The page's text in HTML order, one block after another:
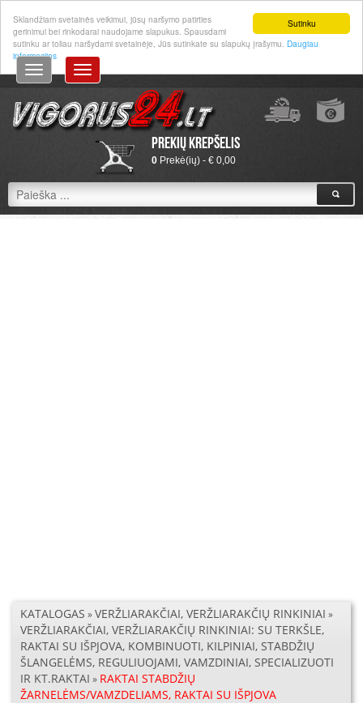
Sutinku
Sklandžiam svetainės veikimui, jūsų naršymo patirties
gerinimui bei rinkodarai naudojame slapukus. Spausdami
sutinku ar toliau naršydami svetainėje, Jūs sutinkate su slapukų įrašymu. Daugiau
informacijos
Prekių krepšelis
0Prekė(ių) - € 0,00
KATALOGAS »VERŽLIARAKČIAI, VERŽLIARAKČIŲ RINKINIAI »
VERŽLIARAKČIAI, VERŽLIARAKČIŲ RINKINIAI: SU TERKŠLE,
RAKTAI SU IŠPJOVA, KOMBINUOTI, KILPINIAI, STABDŽIŲ
ŠLANGELĖMS, REGULIUOJAMI, VAMZDINIAI, SPECIALIZUOTI
IR KT.RAKTAI » RAKTAI STABDŽIŲ
ŽARNELĖMS/VAMZDELIAMS, RAKTAI SU IŠPJOVA
Prisijungti Registruotis